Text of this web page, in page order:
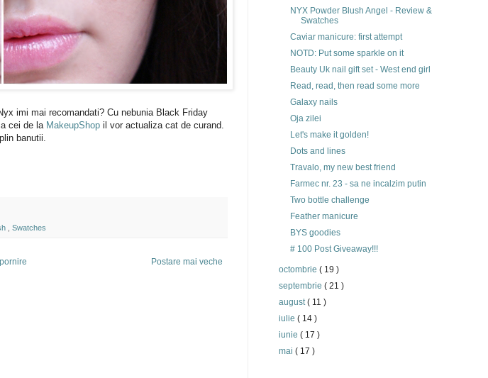
imi mai recomandati? Cu nebunia Black Friday
cei de la MakeupShop il vor actualiza cat de curand.
banutii.
Swatches
Postare mai veche
NYX Powder Blush Angel - Review &
Swatches
Caviar manicure: first attempt
NOTD: Put some sparkle on it
Beauty Uk nail gift set - West end girl
Read, read, then read some more
Galaxy nails
Oja zilei
Let's make it golden!
Dots and lines
Travalo, my new best friend
Farmec nr. 23 - sa ne incalzim putin
Two bottle challenge
Feather manicure
BYS goodies
# 100 Post Giveaway!!!
octombrie( 19 )
septembrie( 21 )
august( 11 )
iulie( 14 )
iunie( 17 )
mai( 17 )